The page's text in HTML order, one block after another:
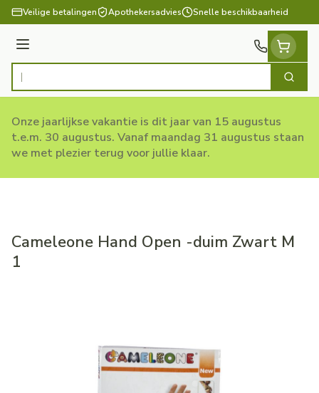
Ga naar de inhoud
Veilige betalingen Apothekersadvies Snelle beschikbaarheid
Menu
Product, merk, categorie... Zoek
Onze jaarlijkse vakantie is dit jaar van 15 augustus
t.e.m. 30 augustus. Vanaf maandag 31 augustus staan
we met plezier terug voor jullie klaar.
Cameleone Hand Open -duim Zwart M
1